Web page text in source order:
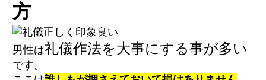
方
男性は礼儀作法を大事にする事が多い
です。